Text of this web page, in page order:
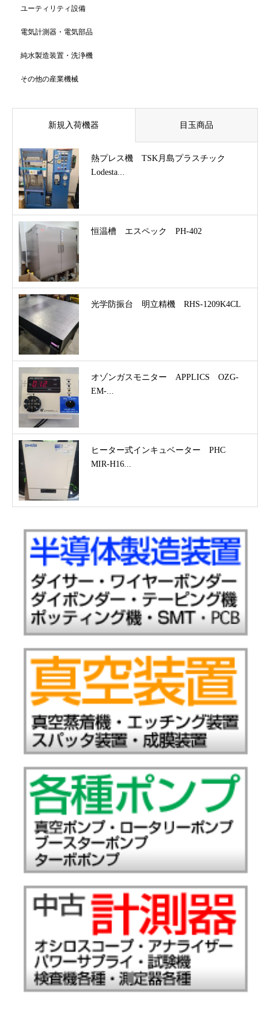
ユーティリティ設備
電気計測器・電気部品
純水製造装置・洗浄機
その他の産業機械
新規入荷機器 目玉商品
熱プレス機 TSK月島プラスチック
Lodesta...
恒温槽 エスペック PH-402
光学防振台 明立精機 RHS-1209K4CL
オゾンガスモニター APPLICS OZG-
EM-...
ヒーター式インキュベーター PHC
MIR-H16...